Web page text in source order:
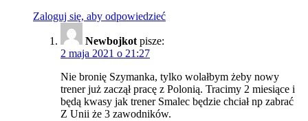
Zaloguj się, aby odpowiedzieć
Newbojkot pisze:
2 maja 2021 o 21:27
Nie bronię Szymanka, tylko wolałbym żeby nowy
trener już zaczął pracę z Polonią. Tracimy 2 miesiące i
będą kwasy jak trener Smalec będzie chciał np zabrać
Z Unii że 3 zawodników.